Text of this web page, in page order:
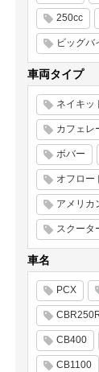
250cc
ビッグバ
車両タイプ
ネイキッ
カフェレ
ボバー
オフロー
アメリカ
スクータ
車名
PCX
CB400
CB1100